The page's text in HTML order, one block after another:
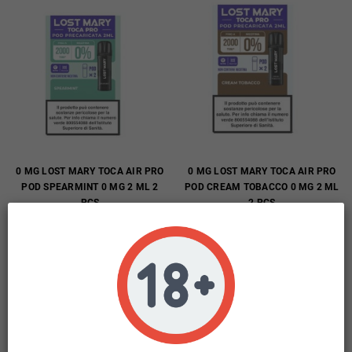
0 MG LOST MARY TOCA AIR PRO
POD SPEARMINT 0 MG 2 ML 2
PCS
(incl. imp. consumo: 0,61 €)
0 MG LOST MARY TOCA AIR PRO
POD CREAM TOBACCO 0 MG 2 ML
2 PCS
(incl. imp. consumo: 0,61 €)